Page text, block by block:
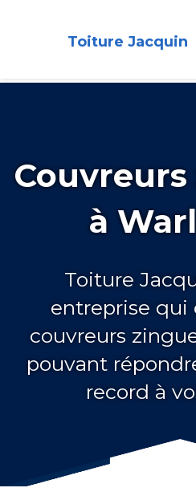
Toiture Jacquin
à
Toiture
entreprise qui
couvreurs
pouvant
record à